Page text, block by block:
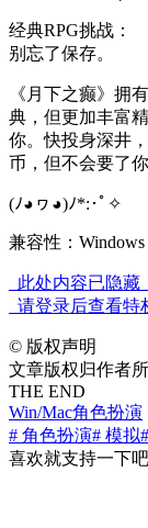
经典RPG挑战：
别忘了保存。
《月下之癫》拥
典，但更加丰富
你。快投身深井
币，但不会要了你
(ﾉ◕ヮ◕)ﾉ*:･ﾟ✧
兼容性：
此处内容已隐藏
请登录后查看特
© 版权声明
文章版权归作者
THE END
Win/Mac角色扮演
# 角色扮演# 模拟
喜欢就支持一下吧